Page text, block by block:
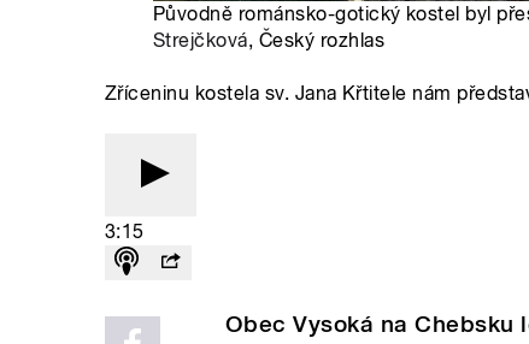
Původně románsko-gotický kostel byl
Strejčková, Český rozhlas
Zříceninu kostela sv. Jana Křtitele nám
3:15
Obec Vysoká na Chebsku